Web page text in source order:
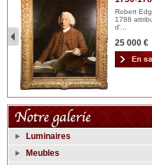
Robert
1788
d'...
25 000 €
Luminaires
Meubles